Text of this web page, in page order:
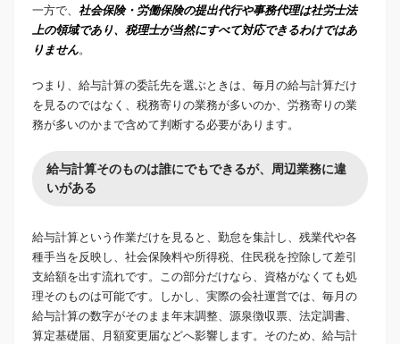
一方で、 社会保険・労働保険の提出代行や事務代理は社労士法
上の領域であり、税理士が当然にすべて対応できるわけではあ
りません。
つまり、給与計算の委託先を選ぶときは、毎月の給与計算だけ
を見るのではなく、税務寄りの業務が多いのか、労務寄りの業
務が多いのかまで含めて判断する必要があります。
給与計算そのものは誰にでもできるが、周辺業務に違
いがある
給与計算という作業だけを見ると、勤怠を集計し、残業代や各
種手当を反映し、社会保険料や所得税、住民税を控除して差引
支給額を出す流れです。この部分だけなら、資格がなくても処
理そのものは可能です。しかし、実際の会社運営では、毎月の
給与計算の数字がそのまま年末調整、源泉徴収票、法定調書、
算定基礎届、月額変更届などへ影響します。そのため、給与計